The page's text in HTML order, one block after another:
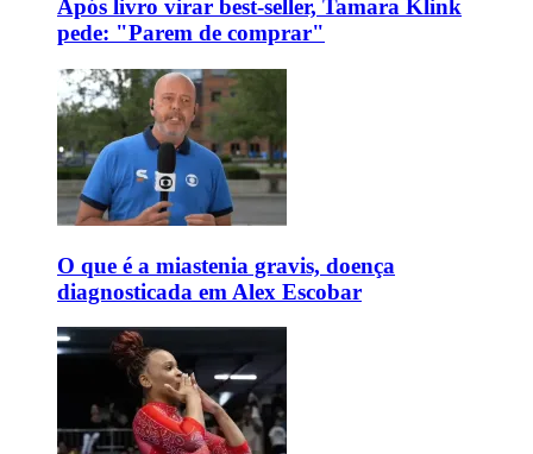
Após livro virar best-seller, Tamara Klink
pede: "Parem de comprar"
O que é a miastenia gravis, doença
diagnosticada em Alex Escobar